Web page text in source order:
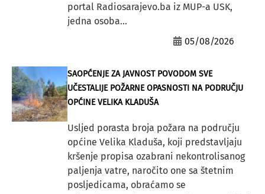
portal Radiosarajevo.ba iz MUP-a USK,
jedna osoba...
05/08/2026
SAOPĆENJE ZA JAVNOST POVODOM SVE
UČESTALIJE POŽARNE OPASNOSTI NA PODRUČJU
OPĆINE VELIKA KLADUŠA
Usljed porasta broja požara na području
općine Velika Kladuša, koji predstavljaju
kršenje propisa ozabrani nekontrolisanog
paljenja vatre, naročito one sa štetnim
posljedicama, obraćamo se